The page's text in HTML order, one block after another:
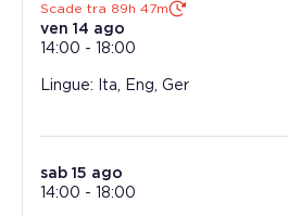
Scade tra 89h 47m
ven 14 ago
14:00 - 18:00
Lingue: Ita, Eng, Ger
sab 15 ago
14:00 - 18:00